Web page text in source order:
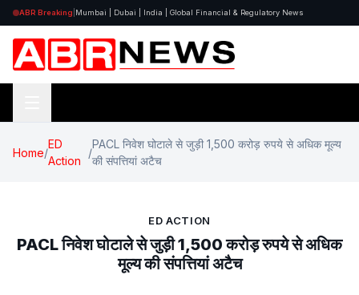
ABR Breaking Mumbai | Dubai | India | Global Financial & Regulatory News
Home/
ED
Action
/
PACL निवेश घोटाले से जुड़ी 1,500 करोड़ रुपये से अधिक मूल्य
की संपत्तियां अटैच
ED ACTION
PACL निवेश घोटाले से जुड़ी 1,500 करोड़ रुपये से अधिक
मूल्य की संपत्तियां अटैच